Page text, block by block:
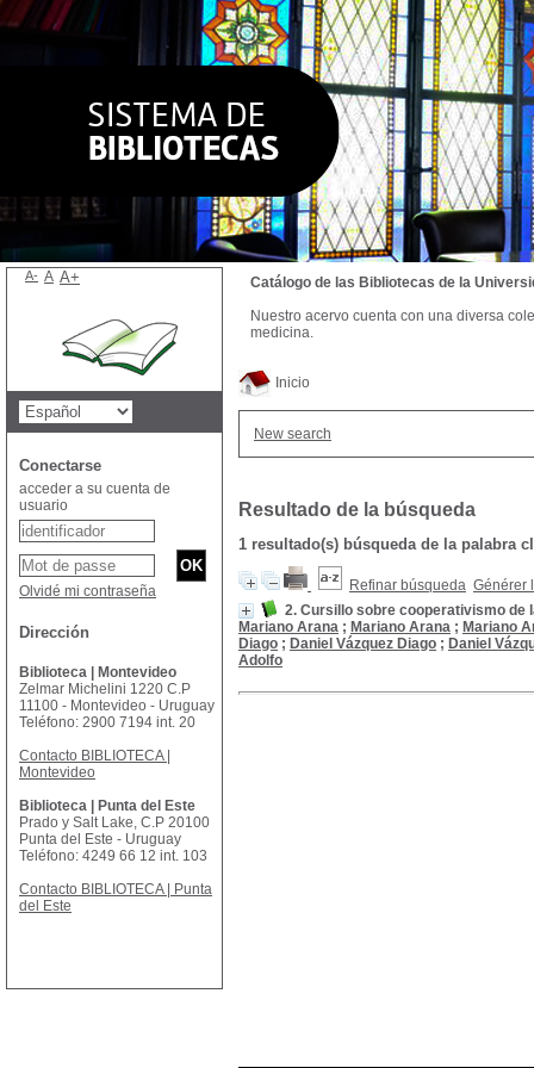
Inicio
New search
Resultado de la búsqueda
1 resultado(s) búsqueda de la palabra
Refinar búsqueda Générer
2. Cursillo sobre cooperativismo de
Mariano Arana ; Mariano Arana ; Mariano
Diago ; Daniel Vázquez Diago ; Daniel
Adolfo
Catálogo de las Bibliotecas de la
Nuestro acervo cuenta con una diversa
medicina.
A- A A+
Conectarse
acceder a su cuenta de
usuario
Olvidé mi contraseña
Dirección
Biblioteca | Montevideo
Zelmar Michelini 1220 C.P
11100 - Montevideo - Uruguay
Teléfono: 2900 7194 int. 20
Contacto BIBLIOTECA |
Montevideo
Biblioteca | Punta del Este
Prado y Salt Lake, C.P 20100
Punta del Este - Uruguay
Teléfono: 4249 66 12 int. 103
Contacto BIBLIOTECA | Punta
del Este